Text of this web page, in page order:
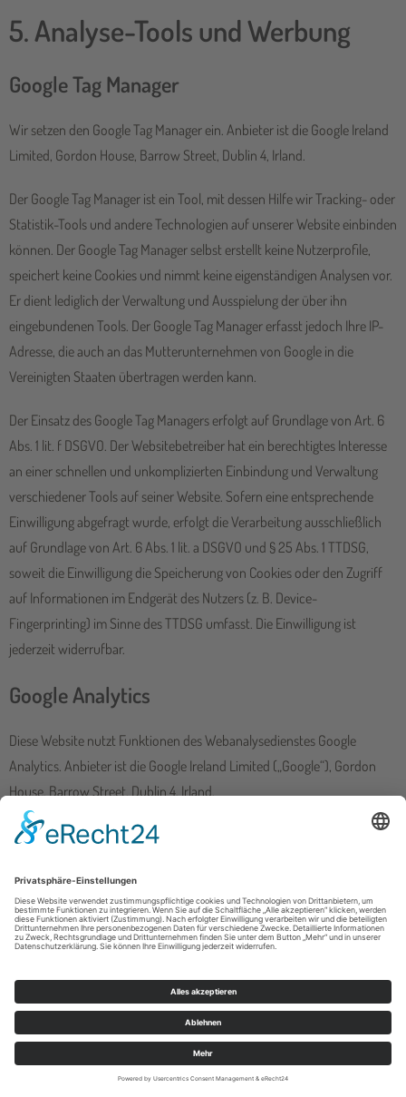
5. Analyse-Tools und Werbung
Google Tag Manager
Wir setzen den Google Tag Manager ein. Anbieter ist die Google Ireland
Limited, Gordon House, Barrow Street, Dublin 4, Irland.
Der Google Tag Manager ist ein Tool, mit dessen Hilfe wir Tracking- oder
Statistik-Tools und andere Technologien auf unserer Website einbinden
können. Der Google Tag Manager selbst erstellt keine Nutzerprofile,
speichert keine Cookies und nimmt keine eigenständigen Analysen vor.
Er dient lediglich der Verwaltung und Ausspielung der über ihn
eingebundenen Tools. Der Google Tag Manager erfasst jedoch Ihre IP-
Adresse, die auch an das Mutterunternehmen von Google in die
Vereinigten Staaten übertragen werden kann.
Der Einsatz des Google Tag Managers erfolgt auf Grundlage von Art. 6
Abs. 1 lit. f DSGVO. Der Websitebetreiber hat ein berechtigtes Interesse
an einer schnellen und unkomplizierten Einbindung und Verwaltung
verschiedener Tools auf seiner Website. Sofern eine entsprechende
Einwilligung abgefragt wurde, erfolgt die Verarbeitung ausschließlich
auf Grundlage von Art. 6 Abs. 1 lit. a DSGVO und § 25 Abs. 1 TTDSG,
soweit die Einwilligung die Speicherung von Cookies oder den Zugriff
auf Informationen im Endgerät des Nutzers (z. B. Device-
Fingerprinting) im Sinne des TTDSG umfasst. Die Einwilligung ist
jederzeit widerrufbar.
Google Analytics
Diese Website nutzt Funktionen des Webanalysedienstes Google
Analytics. Anbieter ist die Google Ireland Limited („Google“), Gordon
House, Barrow Street, Dublin 4, Irland.
Google Analytics ermöglicht es dem Websitebetreiber, das Verhalten
Websitebetreiber verschiedene Nutzungsdaten, wie z. B. Seitenaufrufe,
Verweildauer, verwendete Betriebssysteme und Herkunft des Nutzers.
Diese Daten werden dem jeweiligen Endgerät des Users zugeordnet.
Google Analytics verwendet Technologien, die die Wiedererkennung
des Nutzers zum Zwecke der Analyse des Nutzerverhaltens
ermöglichen (z. B. Cookies oder Device-Fingerprinting). Die von Google
erfassten Informationen über die Benutzung dieser Website werden in